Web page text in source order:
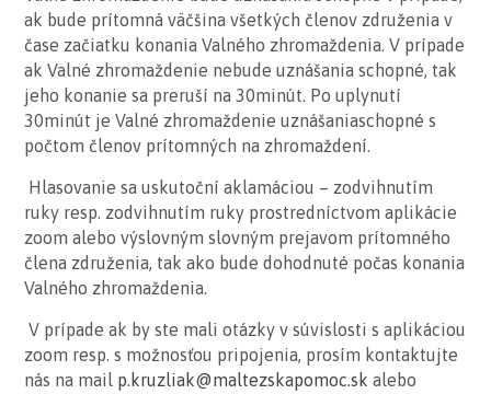
ak bude prítomná väčšina všetkých členov združenia v
čase začiatku konania Valného zhromaždenia. V prípade
ak Valné zhromaždenie nebude uznášania schopné, tak
jeho konanie sa preruší na 30minút. Po uplynutí
30minút je Valné zhromaždenie uznášaniaschopné s
počtom členov prítomných na zhromaždení.
Hlasovanie sa uskutoční aklamáciou – zodvihnutím
ruky resp. zodvihnutím ruky prostredníctvom aplikácie
zoom alebo výslovným slovným prejavom prítomného
člena združenia, tak ako bude dohodnuté počas konania
Valného zhromaždenia.
V prípade ak by ste mali otázky v súvislosti s aplikáciou
zoom resp. s možnosťou pripojenia, prosím kontaktujte
nás na mail p.kruzliak@maltezskapomoc.sk alebo